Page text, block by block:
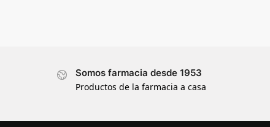
Somos farmacia desde 1953
Productos de la farmacia a casa